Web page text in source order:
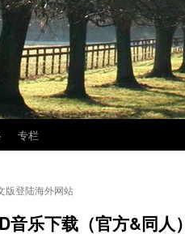
专栏
版登陆海外网站
乐下载（官方&同人）